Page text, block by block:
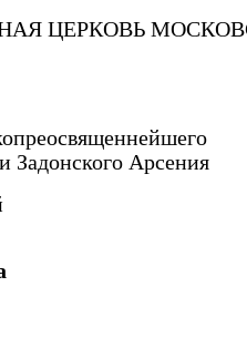
ЦЕРКОВЬ
Задонского Арсения